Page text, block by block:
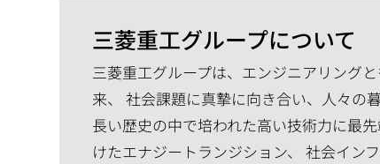
三菱重工グループについて
三菱重工グループは、エンジニアリング
来、 社会課題に真摯に向き合い、人々の
長い歴史の中で培われた高い技術力に最
けたエナジートランジション、 社会イン